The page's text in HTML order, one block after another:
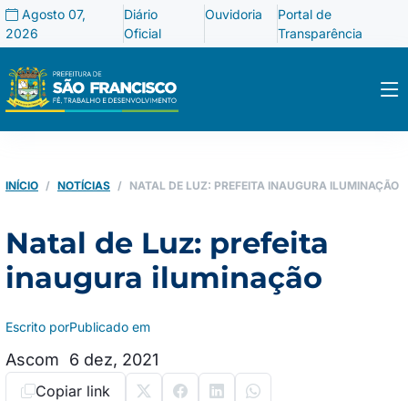
Agosto 07,
2026
Diário
Oficial
Ouvidoria
Portal de
Transparência
INÍCIO NOTÍCIAS NATAL DE LUZ: PREFEITA INAUGURA ILUMINAÇÃO
Natal de Luz: prefeita
inaugura iluminação
Escrito por
Ascom
Publicado em
6 dez, 2021
Copiar link